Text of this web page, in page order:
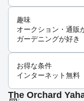
趣味
オークション・通販
ガーデニングが好き
お得な条件
インターネット無料
The Orchard